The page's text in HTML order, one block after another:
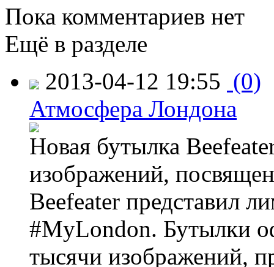
Пока комментариев нет
Ещё в разделе
2013-04-12 19:55 (0)
Атмосфера Лондона
Новая бутылка
изображений,
Beefeater представил
#MyLondon. Бутылки
тысячи изображений,